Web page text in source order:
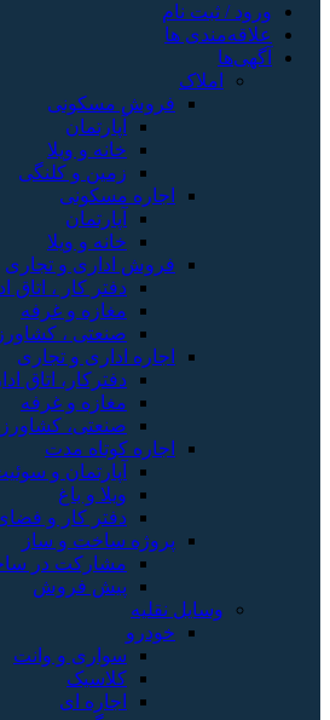
ورود / ثبت نام
علاقه‌مندی ها
آگهی‌ها
املاک
فروش مسکونی
آپارتمان
خانه و ویلا
زمین و کلنگی
اجاره مسکونی
آپارتمان
خانه و ویلا
فروش اداری و تجاری
دفتر کار ،
مغازه و غرفه
صنعتی ،
اجاره اداری و تجاری
دفترکار، اتاق
مغازه و غرفه
صنعتی،
اجاره کوتاه مدت
آپارتمان و
ویلا و باغ
دفتر کار و
پروژه ساخت و ساز
مشارکت در
پیش فروش
وسایل نقلیه
خودرو
سواری و وانت
کلاسیک
اجاره ای